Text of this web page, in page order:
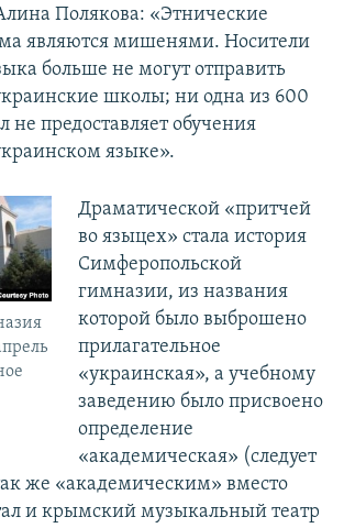
Полякова: «Этнические
являются мишенями. Носители
больше не могут отправить
школы; ни одна из 600
предоставляет обучения
языке».
Драматической «притчей
во языцех» стала история
Симферопольской
гимназии, из названия
которой было выброшено
прилагательное
«украинская», а учебному
заведению было присвоено
определение
«академическая» (следует
же «академическим» вместо
и крымский музыкальный театр